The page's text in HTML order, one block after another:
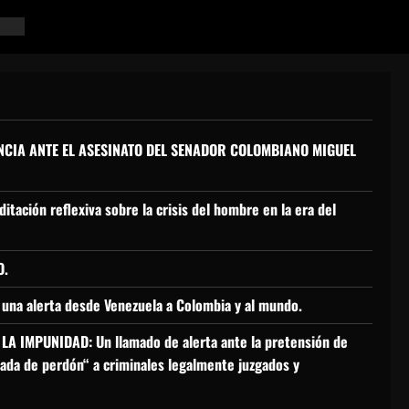
ANTE EL ASESINATO DEL SENADOR COLOMBIANO MIGUEL
reflexiva sobre la crisis del hombre en la era del
una alerta desde Venezuela a Colombia y al mundo.
LA IMPUNIDAD: Un llamado de alerta ante la pretensión de
de perdón“ a criminales legalmente juzgados y